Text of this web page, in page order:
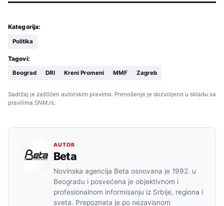
Kategorija:
Politika
Tagovi:
Beograd DRI Kreni Promeni MMF Zagreb
Sadržaj je zaštićen autorskim pravima. Prenošenje je dozvoljeno u skladu sa
pravilima SNM.rs.
AUTOR
Beta
Novinska agencija Beta osnovana je 1992. u
Beogradu i posvećena je objektivnom i
profesionalnom informisanju iz Srbije, regiona i
sveta. Prepoznata je po nezavisnom